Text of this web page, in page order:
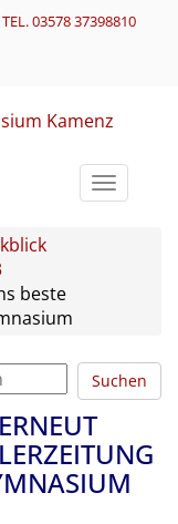
TEL. 03578 37398810
Toggle
beste
Suchen